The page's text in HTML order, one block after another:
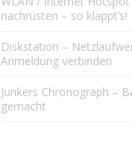
nachrüsten – so klappt’s!
Diskstation –
Anmeldung verbinden
Junkers Chronograph –
gemacht